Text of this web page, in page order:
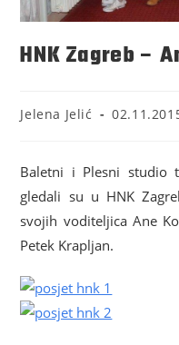
HNK Zagreb –
Jelena Jelić
Baletni i Plesni studio
gledali su u HNK
svojih voditeljica Ane
Petek Krapljan.